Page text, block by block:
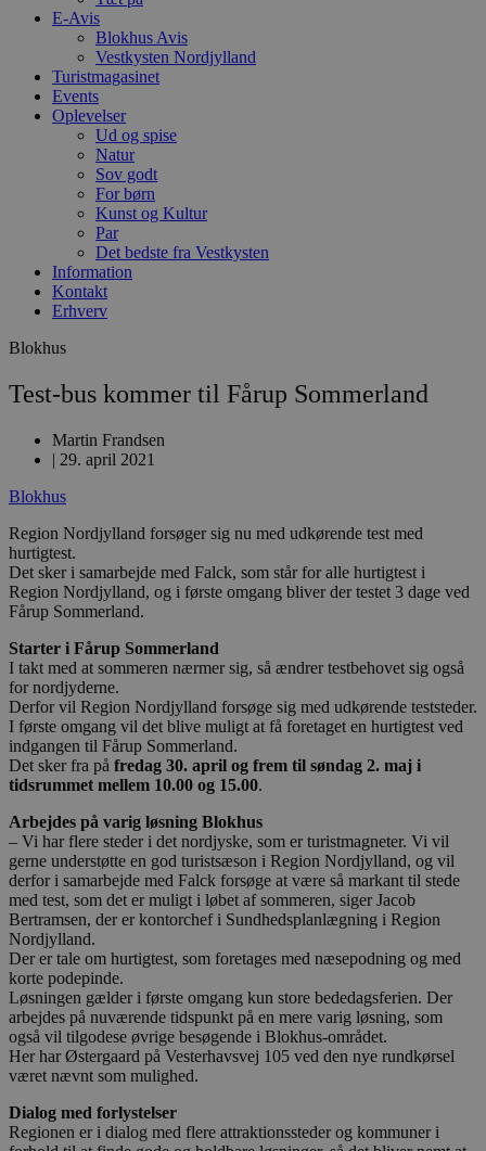
E-Avis
Blokhus Avis
Vestkysten Nordjylland
Turistmagasinet
Events
Oplevelser
Ud og spise
Natur
Sov godt
For børn
Kunst og Kultur
Par
Det bedste fra Vestkysten
Information
Kontakt
Erhverv
Blokhus
Test-bus kommer til Fårup Sommerland
Martin Frandsen
| 29. april 2021
Blokhus
Region Nordjylland forsøger sig nu med udkørende test med
hurtigtest.
Det sker i samarbejde med Falck, som står for alle hurtigtest i
Region Nordjylland, og i første omgang bliver der testet 3 dage ved
Fårup Sommerland.
Starter i Fårup Sommerland
I takt med at sommeren nærmer sig, så ændrer testbehovet sig også
for nordjyderne.
Derfor vil Region Nordjylland forsøge sig med udkørende teststeder.
I første omgang vil det blive muligt at få foretaget en hurtigtest ved
indgangen til Fårup Sommerland.
Det sker fra på fredag 30. april og frem til søndag 2. maj i
tidsrummet mellem 10.00 og 15.00.
Arbejdes på varig løsning Blokhus
– Vi har flere steder i det nordjyske, som er turistmagneter. Vi vil
gerne understøtte en god turistsæson i Region Nordjylland, og vil
derfor i samarbejde med Falck forsøge at være så markant til stede
med test, som det er muligt i løbet af sommeren, siger Jacob
Bertramsen, der er kontorchef i Sundhedsplanlægning i Region
Nordjylland.
Der er tale om hurtigtest, som foretages med næsepodning og med
korte podepinde.
Løsningen gælder i første omgang kun store bededagsferien. Der
arbejdes på nuværende tidspunkt på en mere varig løsning, som
også vil tilgodese øvrige besøgende i Blokhus-området.
Her har Østergaard på Vesterhavsvej 105 ved den nye rundkørsel
været nævnt som mulighed.
Dialog med forlystelser
Regionen er i dialog med flere attraktionssteder og kommuner i